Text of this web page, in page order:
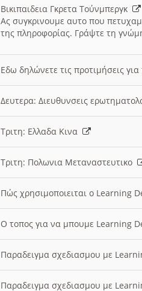
Βικιπαιδεια Γκρετα Τούνμπεργκ
Ας συγκρινουμε αυτο που
της πληροφορίας. Γράψτε τη
Εδω δηλώνετε τις προτιμήσεις
Δευτερα: Διευθυνσεις
Τριτη: Ελλαδα Κινα
Τριτη: Πολωνια Μεταναστευτικο
Πώς χρησιμοποιειται ο Learning
O τοπος για να μπουμε Learning
Παραδειγμα σχεδιασμου με
Παραδειγμα σχεδιασμου με